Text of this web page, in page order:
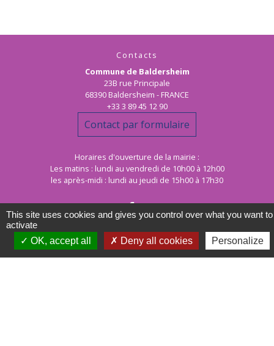
Contacts
Commune de Baldersheim
23B rue Principale
68390 Baldersheim - FRANCE
+33 3 89 45 12 90
Contact par formulaire
Horaires d'ouverture de la mairie :
Les matins : lundi au vendredi de 10h00 à 12h00
les après-midi : lundi au jeudi de 15h00 à 17h30
This site uses cookies and gives you control over what you want to
activate
OK, accept all
Deny all cookies Personalize